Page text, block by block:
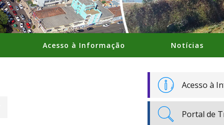
Acesso à Informação Notícias
Acesso à
Portal de